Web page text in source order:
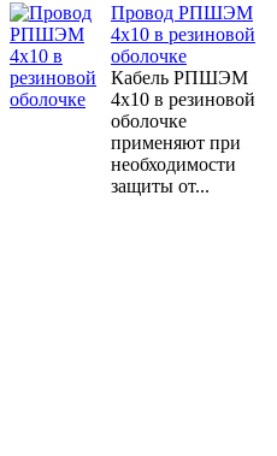
Провод РПШЭМ
4x10 в резиновой
оболочке
Кабель РПШЭМ
4x10 в резиновой
оболочке
применяют при
необходимости
защиты от...